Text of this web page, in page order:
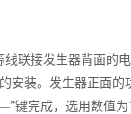
接发生器背面的电
安装。发生器正面
键完成，选用数值